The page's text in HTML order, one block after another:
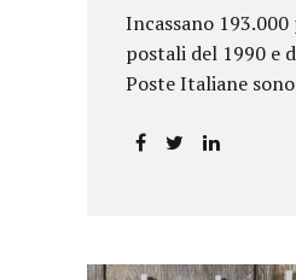
Incassano
postali del 1990 e
Poste Italiane
riconoscere, a tre
risparmiatori,